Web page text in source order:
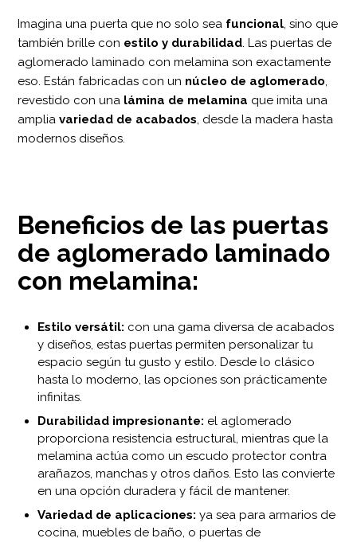
Imagina una puerta que no solo sea funcional, sino que
también brille con estilo y durabilidad. Las puertas de
aglomerado laminado con melamina son exactamente
eso. Están fabricadas con un núcleo de aglomerado,
revestido con una lámina de melamina que imita una
amplia variedad de acabados, desde la madera hasta
modernos diseños.
Beneficios de las puertas
de aglomerado laminado
con melamina:
Estilo versátil: con una gama diversa de acabados
y diseños, estas puertas permiten personalizar tu
espacio según tu gusto y estilo. Desde lo clásico
hasta lo moderno, las opciones son prácticamente
infinitas.
Durabilidad impresionante: el aglomerado
proporciona resistencia estructural, mientras que la
melamina actúa como un escudo protector contra
arañazos, manchas y otros daños. Esto las convierte
en una opción duradera y fácil de mantener.
Variedad de aplicaciones: ya sea para armarios de
cocina, muebles de baño, o puertas de